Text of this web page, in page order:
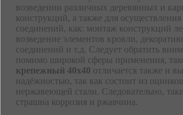
возведении различных деревянных и
конструкций, а также для
соединений, как: монтаж конструкций
возведение элементов кровли,
соединений и т.д. Следует обратить
помимо широкой сферы применения,
крепежный 40х40 отличается также и
надёжностью, так как состоит из
нержавеющей стали. Следовательно,
страшна коррозия и ржавчина.